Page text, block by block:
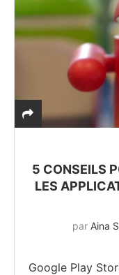
5 CONSEILS
LES
par Aina
Google Play